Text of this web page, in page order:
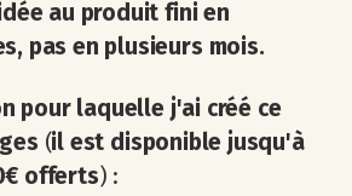
au produit fini en
pas en plusieurs mois.
pour laquelle j'ai créé ce
(il est disponible jusqu'à
offerts) :